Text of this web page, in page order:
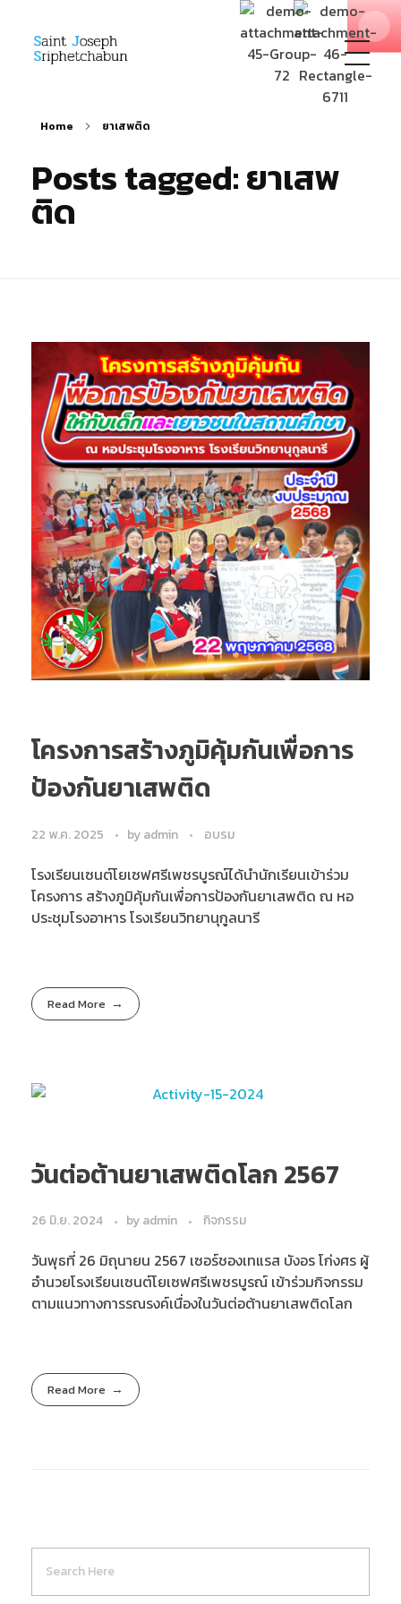
Home ยาเสพติด
Posts tagged: ยาเสพ
ติด
โครงการสร้างภูมิคุ้มกันเพื่อการ
ป้องกันยาเสพติด
22 พ.ค. 2025 byadmin อบรม
โรงเรียนเซนต์โยเซฟศรีเพชรบูรณ์ได้นำนักเรียนเข้าร่วม
โครงการ สร้างภูมิคุ้มกันเพื่อการป้องกันยาเสพติด ณ หอ
ประชุมโรงอาหาร โรงเรียนวิทยานุกูลนารี
Read More
วันต่อต้านยาเสพติดโลก 2567
26 มิ.ย. 2024 byadmin กิจกรรม
วันพุธที่ 26 มิถุนายน 2567 เซอร์ชองเทแรส บังอร โก่งศร ผู้
อำนวยโรงเรียนเซนต์โยเซฟศรีเพชรบูรณ์ เข้าร่วมกิจกรรม
ตามแนวทางการรณรงค์เนื่องในวันต่อต้านยาเสพติดโลก
Read More